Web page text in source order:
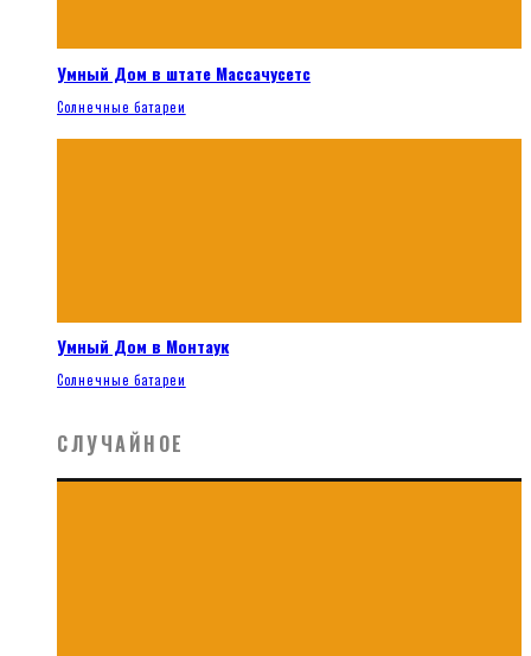
Умный Дом в штате Массачусетс
Солнечные батареи
Умный Дом в Монтаук
Солнечные батареи
СЛУЧАЙНОЕ